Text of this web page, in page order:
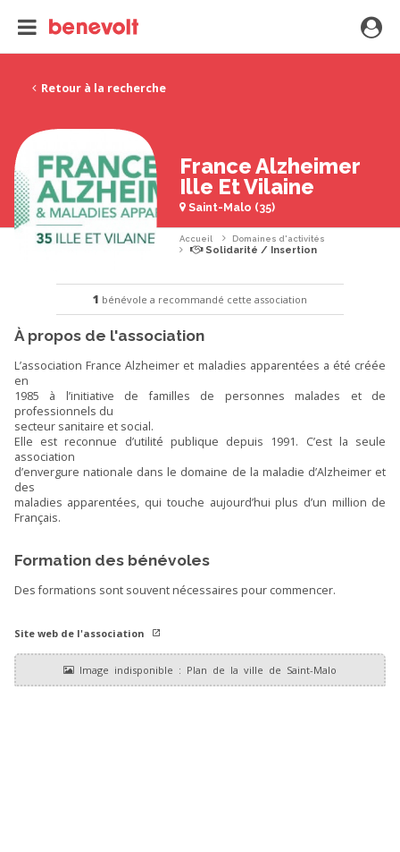
Retour à la recherche
France Alzheimer
Ille Et Vilaine
Saint-Malo (35)
Accueil Domaines d'activités
Solidarité / Insertion
1 bénévole a recommandé cette association
À propos de l'association
L’association France Alzheimer et maladies apparentées a été créée
en
1985 à l’initiative de familles de personnes malades et de
professionnels du
secteur sanitaire et social.
Elle est reconnue d’utilité publique depuis 1991. C’est la seule
association
d’envergure nationale dans le domaine de la maladie d’Alzheimer et
des
maladies apparentées, qui touche aujourd’hui plus d’un million de
Français.
Formation des bénévoles
Des formations sont souvent nécessaires pour commencer.
Site web de l'association